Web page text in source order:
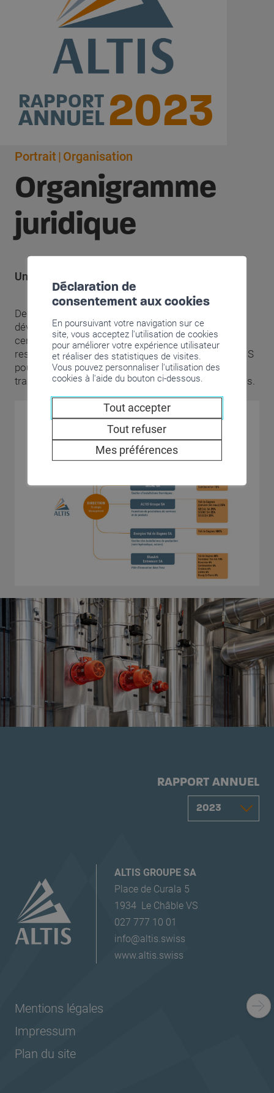
2023
RAPPORT
ANNUEL
Portrait Organisation
Organigramme
juridique
Une gestion centralisée
Des pôles d’expertise, des synergies favorisant le
développement d’idées et l’innovation, une gestion
centralisée pour une meilleure coordination des
ressources : telle est l’organisation choisie par ALTIS
pour remplir pleinement son rôle d’acteur de la
transition énergétique et de prestataire multiservices.
ALTIS GROUPE SA
Place de Curala 5
1934 Le Châble VS
027 777 10 01
info@altis.swiss
www.altis.swiss
Mentions légales
Impressum
Plan du site
RAPPORT ANNUEL
Déclaration de
consentement aux cookies
En poursuivant votre navigation sur ce
site, vous acceptez l'utilisation de cookies
pour améliorer votre expérience utilisateur
et réaliser des statistiques de visites.
Vous pouvez personnaliser l'utilisation des
cookies à l'aide du bouton ci-dessous.
Tout accepter
Tout refuser
Mes préférences